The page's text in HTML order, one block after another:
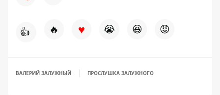
👍 🔥 ♥ 😭 😆 😡
ВАЛЕРИЙ ЗАЛУЖНЫЙ ПРОСЛУШКА ЗАЛУЖНОГО